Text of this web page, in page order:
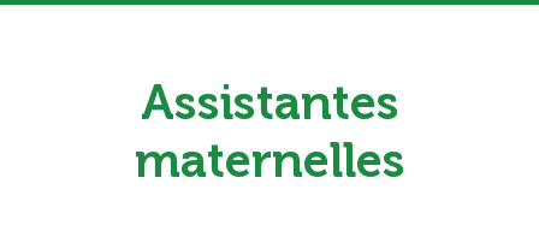
Assistantes
maternelles